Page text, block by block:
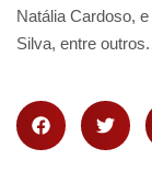
Natália Cardoso,
Silva, entre outros.